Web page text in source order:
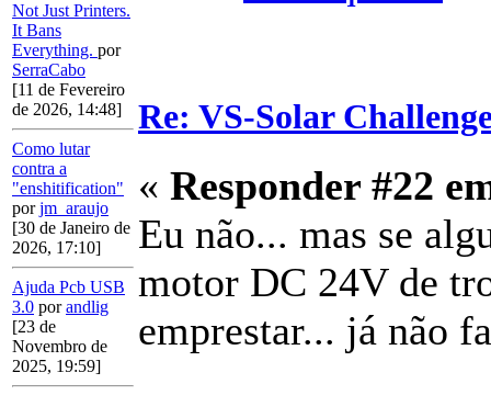
Not Just Printers.
It Bans
Everything. por
SerraCabo
[11 de Fevereiro
de 2026, 14:48]
Como lutar
contra a
"enshitification"
porjm_araujo
[30 de Janeiro de
2026, 17:10]
Ajuda Pcb USB
3.0 porandlig
[23 de
Novembro de
2025, 19:59]
Re: VS-Solar
« Responder #22
Eu não... mas se
motor DC 24V de
emprestar... já não